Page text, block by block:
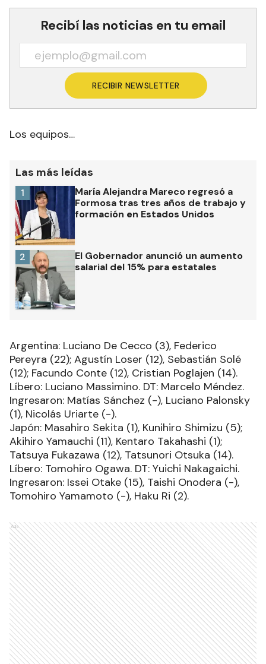
Recibí las noticias en tu email
RECIBIR NEWSLETTER
Los equipos…
Las más leídas
María Alejandra Mareco regresó a
Formosa tras tres años de trabajo y
formación en Estados Unidos
1
El Gobernador anunció un aumento
salarial del 15% para estatales
2
Argentina: Luciano De Cecco (3), Federico
Pereyra (22); Agustín Loser (12), Sebastián Solé
(12); Facundo Conte (12), Cristian Poglajen (14).
Líbero: Luciano Massimino. DT: Marcelo Méndez.
Ingresaron: Matías Sánchez (-), Luciano Palonsky
(1), Nicolás Uriarte (-).
Japón: Masahiro Sekita (1), Kunihiro Shimizu (5);
Akihiro Yamauchi (11), Kentaro Takahashi (1);
Tatsuya Fukazawa (12), Tatsunori Otsuka (14).
Líbero: Tomohiro Ogawa. DT: Yuichi Nakagaichi.
Ingresaron: Issei Otake (15), Taishi Onodera (-),
Tomohiro Yamamoto (-), Haku Ri (2).
Ads